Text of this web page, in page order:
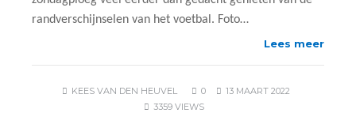
randverschijnselen van het voetbal. Foto…
Lees meer
KEES VAN DEN HEUVEL 0
13 MAART 2022
3359 VIEWS